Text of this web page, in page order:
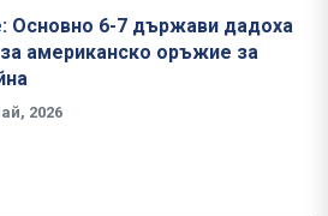
Основно 6-7 държави дадоха
американско оръжие за
2026